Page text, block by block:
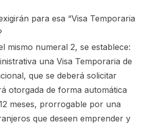
para esa “Visa Temporaria
mismo numeral 2, se establece:
una Visa Temporaria de
que se deberá solicitar
otorgada de forma automática
meses, prorrogable por una
que deseen emprender y